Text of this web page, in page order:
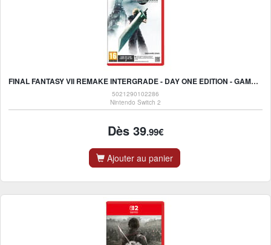
FINAL FANTASY VII REMAKE INTERGRADE - DAY ONE EDITION - GAME-KEY CARD - NINTENDO SWITCH 2
5021290102286
Nintendo Switch 2
Dès 39.99€
Ajouter au panier